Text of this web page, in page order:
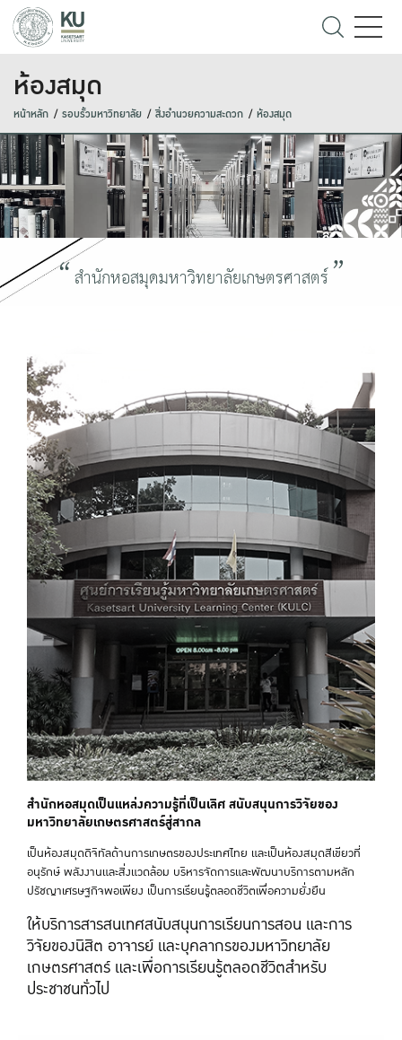
ห้องสมุด
หน้าหลัก รอบรั้วมหาวิทยาลัย สิ่งอำนวยความสะดวก ห้องสมุด
สำนักหอสมุดมหาวิทยาลัยเกษตรศาสตร์
สำนักหอสมุดเป็นแหล่งความรู้ที่เป็นเลิศ สนับสนุนการวิจัยของ
มหาวิทยาลัยเกษตรศาสตร์สู่สากล
เป็นห้องสมุดดิจิทัลด้านการเกษตรของประเทศไทย และเป็นห้องสมุดสีเขียวที่
อนุรักษ์ พลังงานและสิ่งแวดล้อม บริหารจัดการและพัฒนาบริการตามหลัก
ปรัชญาเศรษฐกิจพอเพียง เป็นการเรียนรู้ตลอดชีวิตเพื่อความยั่งยืน
ให้บริการสารสนเทศสนับสนุนการเรียนการสอน และการ
วิจัยของนิสิต อาจารย์ และบุคลากรของมหาวิทยาลัย
เกษตรศาสตร์ และเพื่อการเรียนรู้ตลอดชีวิตสำหรับ
ประชาชนทั่วไป